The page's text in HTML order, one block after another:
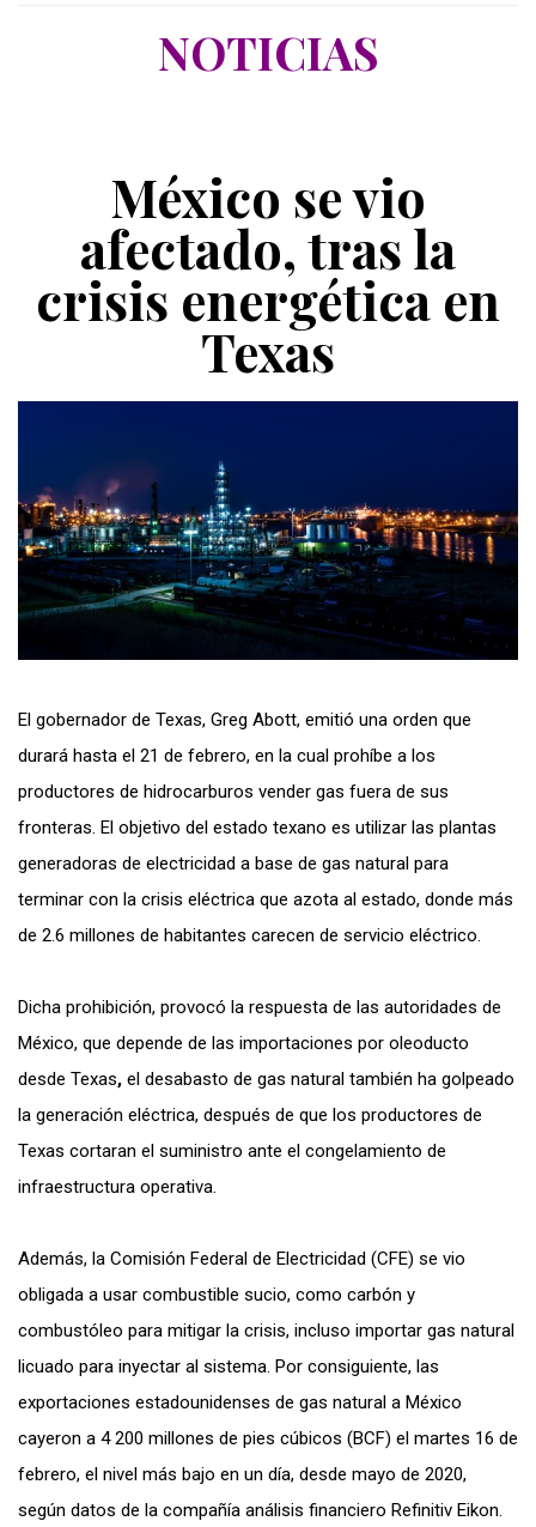
NOTICIAS
México se vio
afectado, tras la
crisis energética en
Texas
El gobernador de Texas, Greg Abott, emitió una orden que
durará hasta el 21 de febrero, en la cual prohíbe a los
productores de hidrocarburos vender gas fuera de sus
fronteras. El objetivo del estado texano es utilizar las plantas
generadoras de electricidad a base de gas natural para
terminar con la crisis eléctrica que azota al estado, donde más
de 2.6 millones de habitantes carecen de servicio eléctrico.
Dicha prohibición, provocó la respuesta de las autoridades de
México, que depende de las importaciones por oleoducto
desde Texas, el desabasto de gas natural también ha golpeado
la generación eléctrica, después de que los productores de
Texas cortaran el suministro ante el congelamiento de
infraestructura operativa.
Además, la Comisión Federal de Electricidad (CFE) se vio
obligada a usar combustible sucio, como carbón y
combustóleo para mitigar la crisis, incluso importar gas natural
licuado para inyectar al sistema. Por consiguiente, las
exportaciones estadounidenses de gas natural a México
cayeron a 4 200 millones de pies cúbicos (BCF) el martes 16 de
febrero, el nivel más bajo en un día, desde mayo de 2020,
según datos de la compañía análisis financiero Refinitiv Eikon.